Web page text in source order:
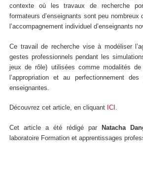
contexte où les travaux de recherche
formateurs d’enseignants sont peu nombreux
l’accompagnement individuel d’enseignants
Ce travail de recherche vise à modéliser
gestes professionnels pendant les
jeux de rôle) utilisées comme modalités
l’appropriation et au perfectionnement des
enseignantes.
Découvrez cet article, en cliquant ICI .
Cet article a été rédigé par Natacha
laboratoire Formation et apprentissages